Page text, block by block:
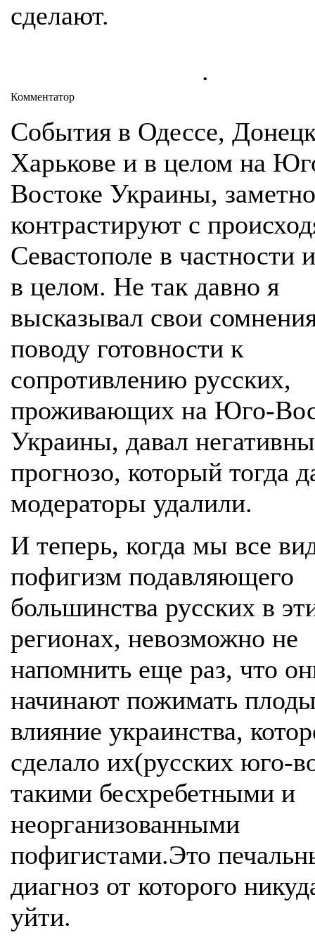
сделают.
.
Комментатор
События в Одессе,
Харькове и в целом на
Востоке Украины, заметно
контрастируют с
Севастополе в
в целом. Не так давно я
высказывал свои
поводу готовности к
сопротивлению русских,
проживающих на Юго-
Украины, давал
прогнозо, который тогда
модераторы удалили.
И теперь, когда мы все
пофигизм подавляющего
большинства русских в
регионах, невозможно не
напомнить еще раз, что
начинают пожимать
влияние украинства,
сделало их(русских юго-
такими бесхребетными и
неорганизованными
пофигистами.Это
диагноз от которого
уйти.